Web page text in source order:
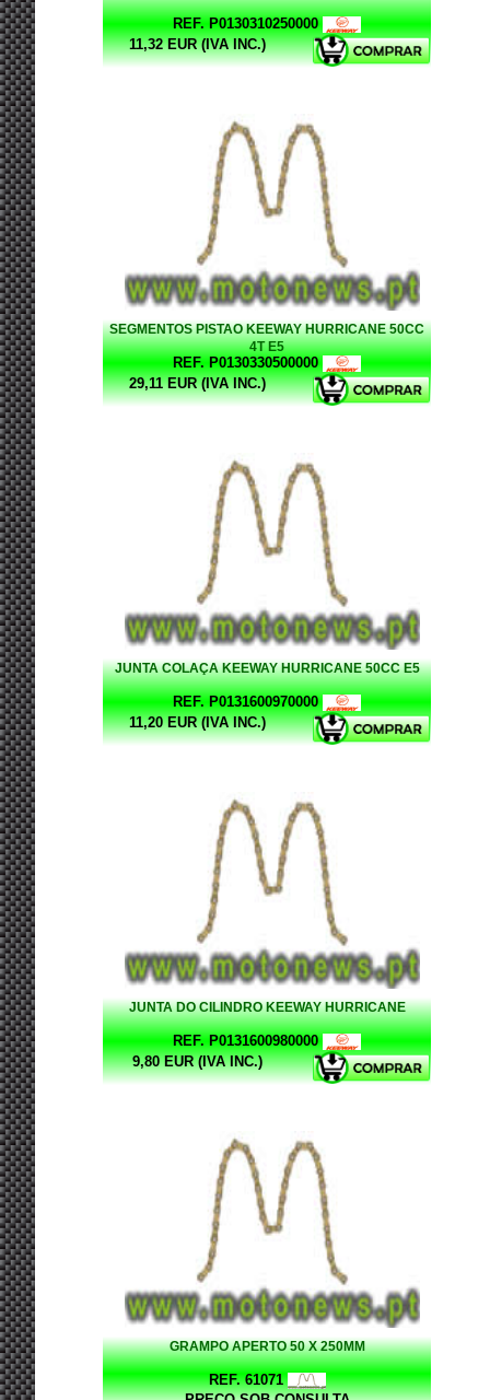
REF. P0130310250000
11,32 EUR (IVA INC.)
SEGMENTOS PISTAO KEEWAY HURRICANE 50CC
4T E5
REF. P0130330500000
29,11 EUR (IVA INC.)
JUNTA COLAÇA KEEWAY HURRICANE 50CC E5
REF. P0131600970000
11,20 EUR (IVA INC.)
JUNTA DO CILINDRO KEEWAY HURRICANE
REF. P0131600980000
9,80 EUR (IVA INC.)
GRAMPO APERTO 50 X 250MM
REF. 61071